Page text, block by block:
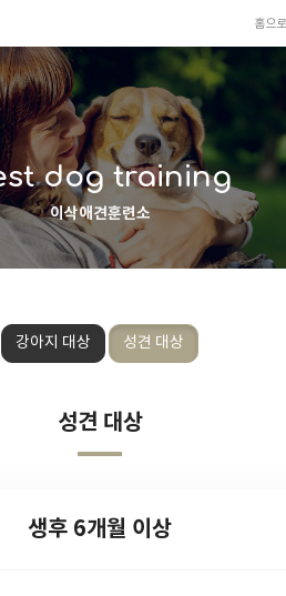
홈으로
dog training
이삭애견훈련소
강아지 대상 성견 대상
성견 대상
생후 6개월 이상